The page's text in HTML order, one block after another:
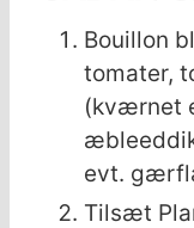
Bouillon
tomater,
(kværnet
evt.
Tilsæt